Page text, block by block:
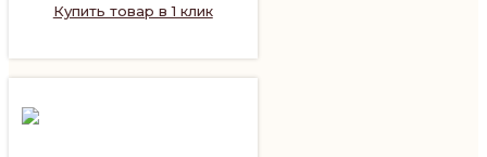
Купить товар в 1 клик